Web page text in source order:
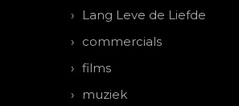
Lang Leve de Liefde
commercials
films
muziek